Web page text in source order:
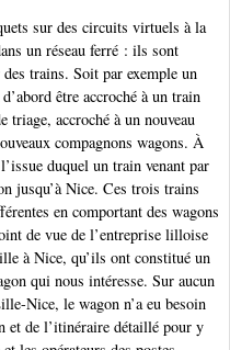
sur des circuits virtuels à la
un réseau ferré : ils sont
trains. Soit par exemple un
être accroché à un train
accroché à un nouveau
compagnons wagons. À
duquel un train venant par
jusqu’à Nice. Ces trois trains
en comportant des wagons
de vue de l’entreprise lilloise
à Nice, qu’ils ont constitué un
qui nous intéresse. Sur aucun
Nice, le wagon n’a eu besoin
et de l’itinéraire détaillé pour y